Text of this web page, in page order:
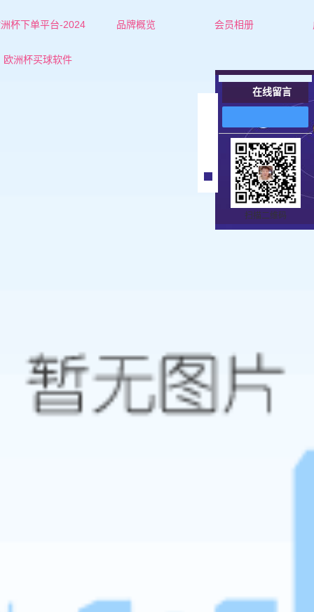
杯下单平台-2024
欧洲杯买球软件
品牌概览 会员相册
红娘-张老师
女士
男士
在线留言
扫描二维码